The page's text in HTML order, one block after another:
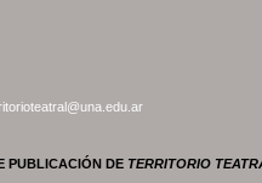
PUBLICACIÓN DE TERRITORIO